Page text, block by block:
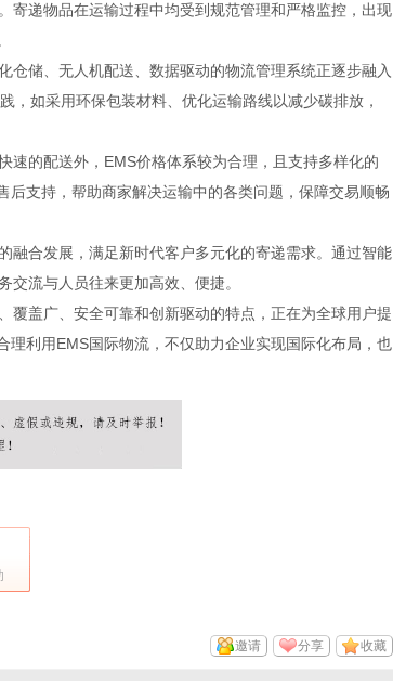
寄递物品在运输过程中均受到规范管理和严格监控，出现
储、无人机配送、数据驱动的物流管理系统正逐步融入
，如采用环保包装材料、优化运输路线以减少碳排放，
速的配送外，EMS价格体系较为合理，且支持多样化的
支持，帮助商家解决运输中的各类问题，保障交易顺畅
融合发展，满足新时代客户多元化的寄递需求。通过智能
流与人员往来更加高效、便捷。
覆盖广、安全可靠和创新驱动的特点，正在为全球用户提
利用EMS国际物流，不仅助力企业实现国际化布局，也
收藏
分享
邀请